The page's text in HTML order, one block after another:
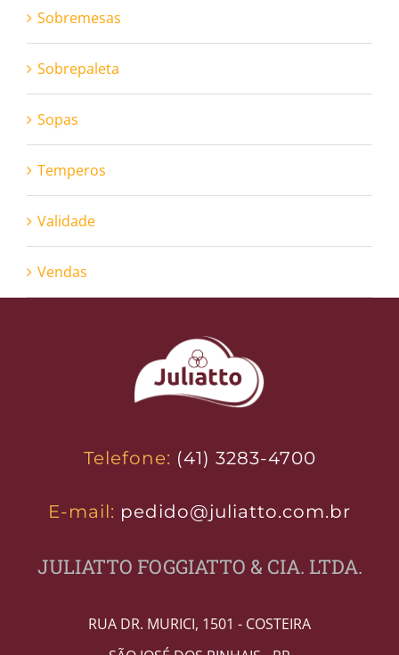
Sobremesas
Sobrepaleta
Sopas
Temperos
Validade
Vendas
Telefone: (41) 3283-4700
E-mail: pedido@juliatto.com.br
JULIATTO FOGGIATTO & CIA. LTDA.
RUA DR. MURICI, 1501 - COSTEIRA